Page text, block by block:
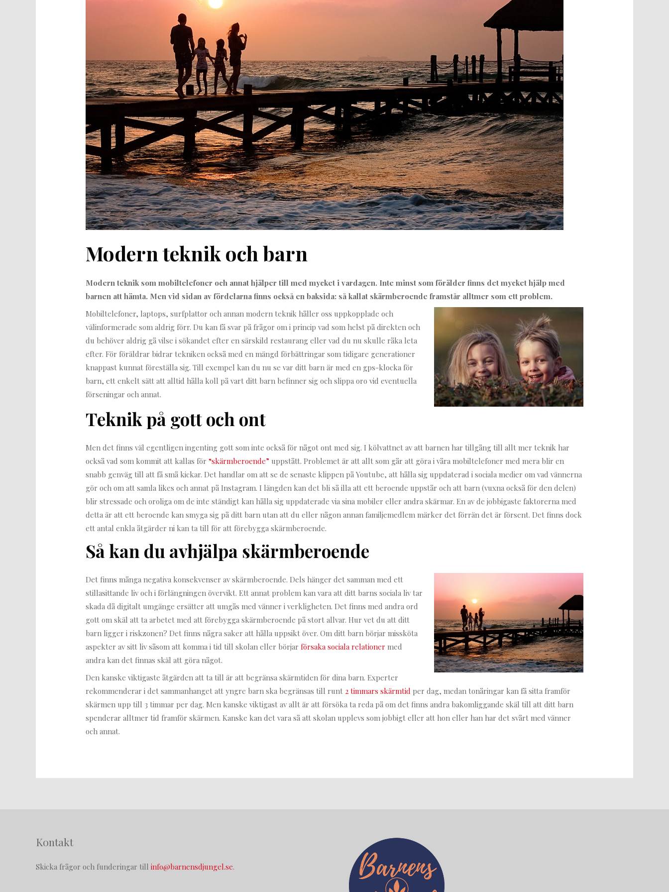
Modern teknik och barn
Modern teknik som mobiltelefoner och annat hjälper till med mycket i vardagen. Inte minst som förälder finns det mycket hjälp med
barnen att hämta. Men vid sidan av fördelarna finns också en baksida: så kallat skärmberoende framstår alltmer som ett problem.
Mobiltelefoner, laptops, surfplattor och annan modern teknik håller oss uppkopplade och
välinformerade som aldrig förr. Du kan få svar på frågor om i princip vad som helst på direkten och
du behöver aldrig gå vilse i sökandet efter en särskild restaurang eller vad du nu skulle råka leta
efter. För föräldrar bidrar tekniken också med en mängd förbättringar som tidigare generationer
knappast kunnat föreställa sig. Till exempel kan du nu se var ditt barn är med en gps-klocka för
barn, ett enkelt sätt att alltid hålla koll på vart ditt barn befinner sig och slippa oro vid eventuella
förseningar och annat.
Teknik på gott och ont
Men det finns väl egentligen ingenting gott som inte också för något ont med sig. I kölvattnet av att barnen har tillgång till allt mer teknik har
också vad som kommit att kallas för“skärmberoende” uppstått. Problemet är att allt som går att göra i våra mobiltelefoner med mera blir en
snabb genväg till att få små kickar. Det handlar om att se de senaste klippen på Youtube, att hålla sig uppdaterad i sociala medier om vad vännerna
gör och om att samla likes och annat på Instagram. I längden kan det bli så illa att ett beroende uppstår och att barn (vuxna också för den delen)
blir stressade och oroliga om de inte ständigt kan hålla sig uppdaterade via sina mobiler eller andra skärmar. En av de jobbigaste faktorerna med
detta är att ett beroende kan smyga sig på ditt barn utan att du eller någon annan familjemedlem märker det förrän det är försent. Det finns dock
ett antal enkla åtgärder ni kan ta till för att förebygga skärmberoende.
Så kan du avhjälpa skärmberoende
Det finns många negativa konsekvenser av skärmberoende. Dels hänger det samman med ett
stillasittande liv och i förlängningen övervikt. Ett annat problem kan vara att ditt barns sociala liv tar
skada då digitalt umgänge ersätter att umgås med vänner i verkligheten. Det finns med andra ord
gott om skäl att ta arbetet med att förebygga skärmberoende på stort allvar. Hur vet du att ditt
barn ligger i riskzonen? Det finns några saker att hålla uppsikt över. Om ditt barn börjar missköta
aspekter av sitt liv såsom att komma i tid till skolan eller börjarförsaka sociala relationer med
andra kan det finnas skäl att göra något.
Den kanske viktigaste åtgärden att ta till är att begränsa skärmtiden för dina barn. Experter
rekommenderar i det sammanhanget att yngre barn ska begränsas till runt 2 timmars skärmtid per dag, medan tonåringar kan få sitta framför
skärmen upp till 3 timmar per dag. Men kanske viktigast av allt är att försöka ta reda på om det finns andra bakomliggande skäl till att ditt barn
spenderar alltmer tid framför skärmen. Kanske kan det vara så att skolan upplevs som jobbigt eller att hon eller han har det svårt med vänner
och annat.
Kontakt
Skicka frågor och funderingar till info@barnensdjungel.se.